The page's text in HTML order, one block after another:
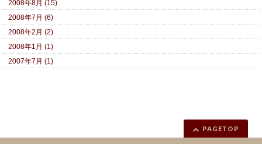
2008年8月 (15)
2008年7月 (6)
2008年2月 (2)
2008年1月 (1)
2007年7月 (1)
PAGETOP